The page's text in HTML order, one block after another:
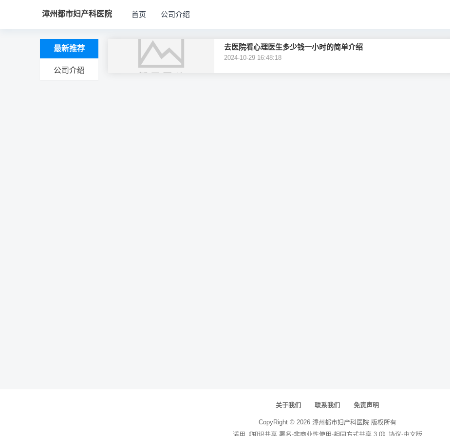
漳州都市妇产科医院 首页 公司介绍
最新推荐
公司介绍
去医院看心理医生多少钱一小时的简单介绍
2024-10-29 16:48:18
关于我们 联系我们 免责声明
CopyRight © 2026 漳州都市妇产科医院版权所有
适用《知识共享 署名-非商业性使用-相同方式共享 3.0》协议-中文版